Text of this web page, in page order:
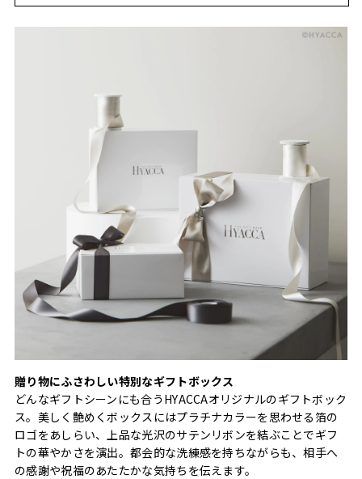
贈り物にふさわしい特別なギフトボックス
どんなギフトシーンにも合うHYACCAオリジナルのギフトボック
ス。美しく艶めくボックスにはプラチナカラーを思わせる箔の
ロゴをあしらい、上品な光沢のサテンリボンを結ぶことでギフ
トの華やかさを演出。都会的な洗練感を持ちながらも、相手へ
の感謝や祝福のあたたかな気持ちを伝えます。